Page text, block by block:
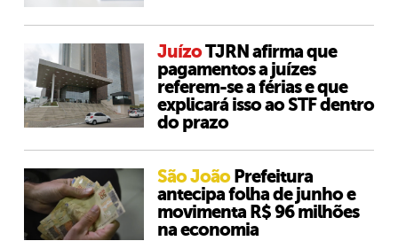
JuízoTJRN afirma que
pagamentos a juízes
referem-se a férias e que
explicará isso ao STF dentro
do prazo
São João Prefeitura
antecipa folha de junho e
movimenta R$ 96 milhões
na economia